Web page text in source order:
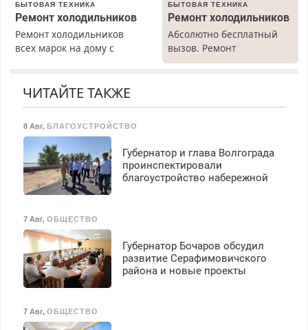
БЫТОВАЯ ТЕХНИКА
Ремонт холодильников
Ремонт холодильников
всех марок на дому с
Недорого. Без выходных.
БЫТОВАЯ ТЕХНИКА
Ремонт холодильников
Абсолютно бесплатный
вызов. Ремонт
холодильников всех
ЧИТАЙТЕ ТАКЖЕ
8 Авг, БЛАГОУСТРОЙСТВО
Губернатор и глава Волгограда
проинспектировали
благоустройство набережной
7 Авг, ОБЩЕСТВО
Губернатор Бочаров обсудил
развитие Серафимовичского
района и новые проекты
7 Авг, ОБЩЕСТВО